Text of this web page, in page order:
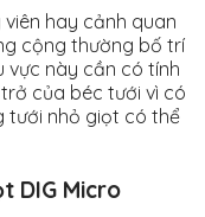
hay cảnh quan
cộng thường bố trí
vực này cần có tính
của béc tưới vì có
tưới nhỏ giọt có thể
DIG Micro